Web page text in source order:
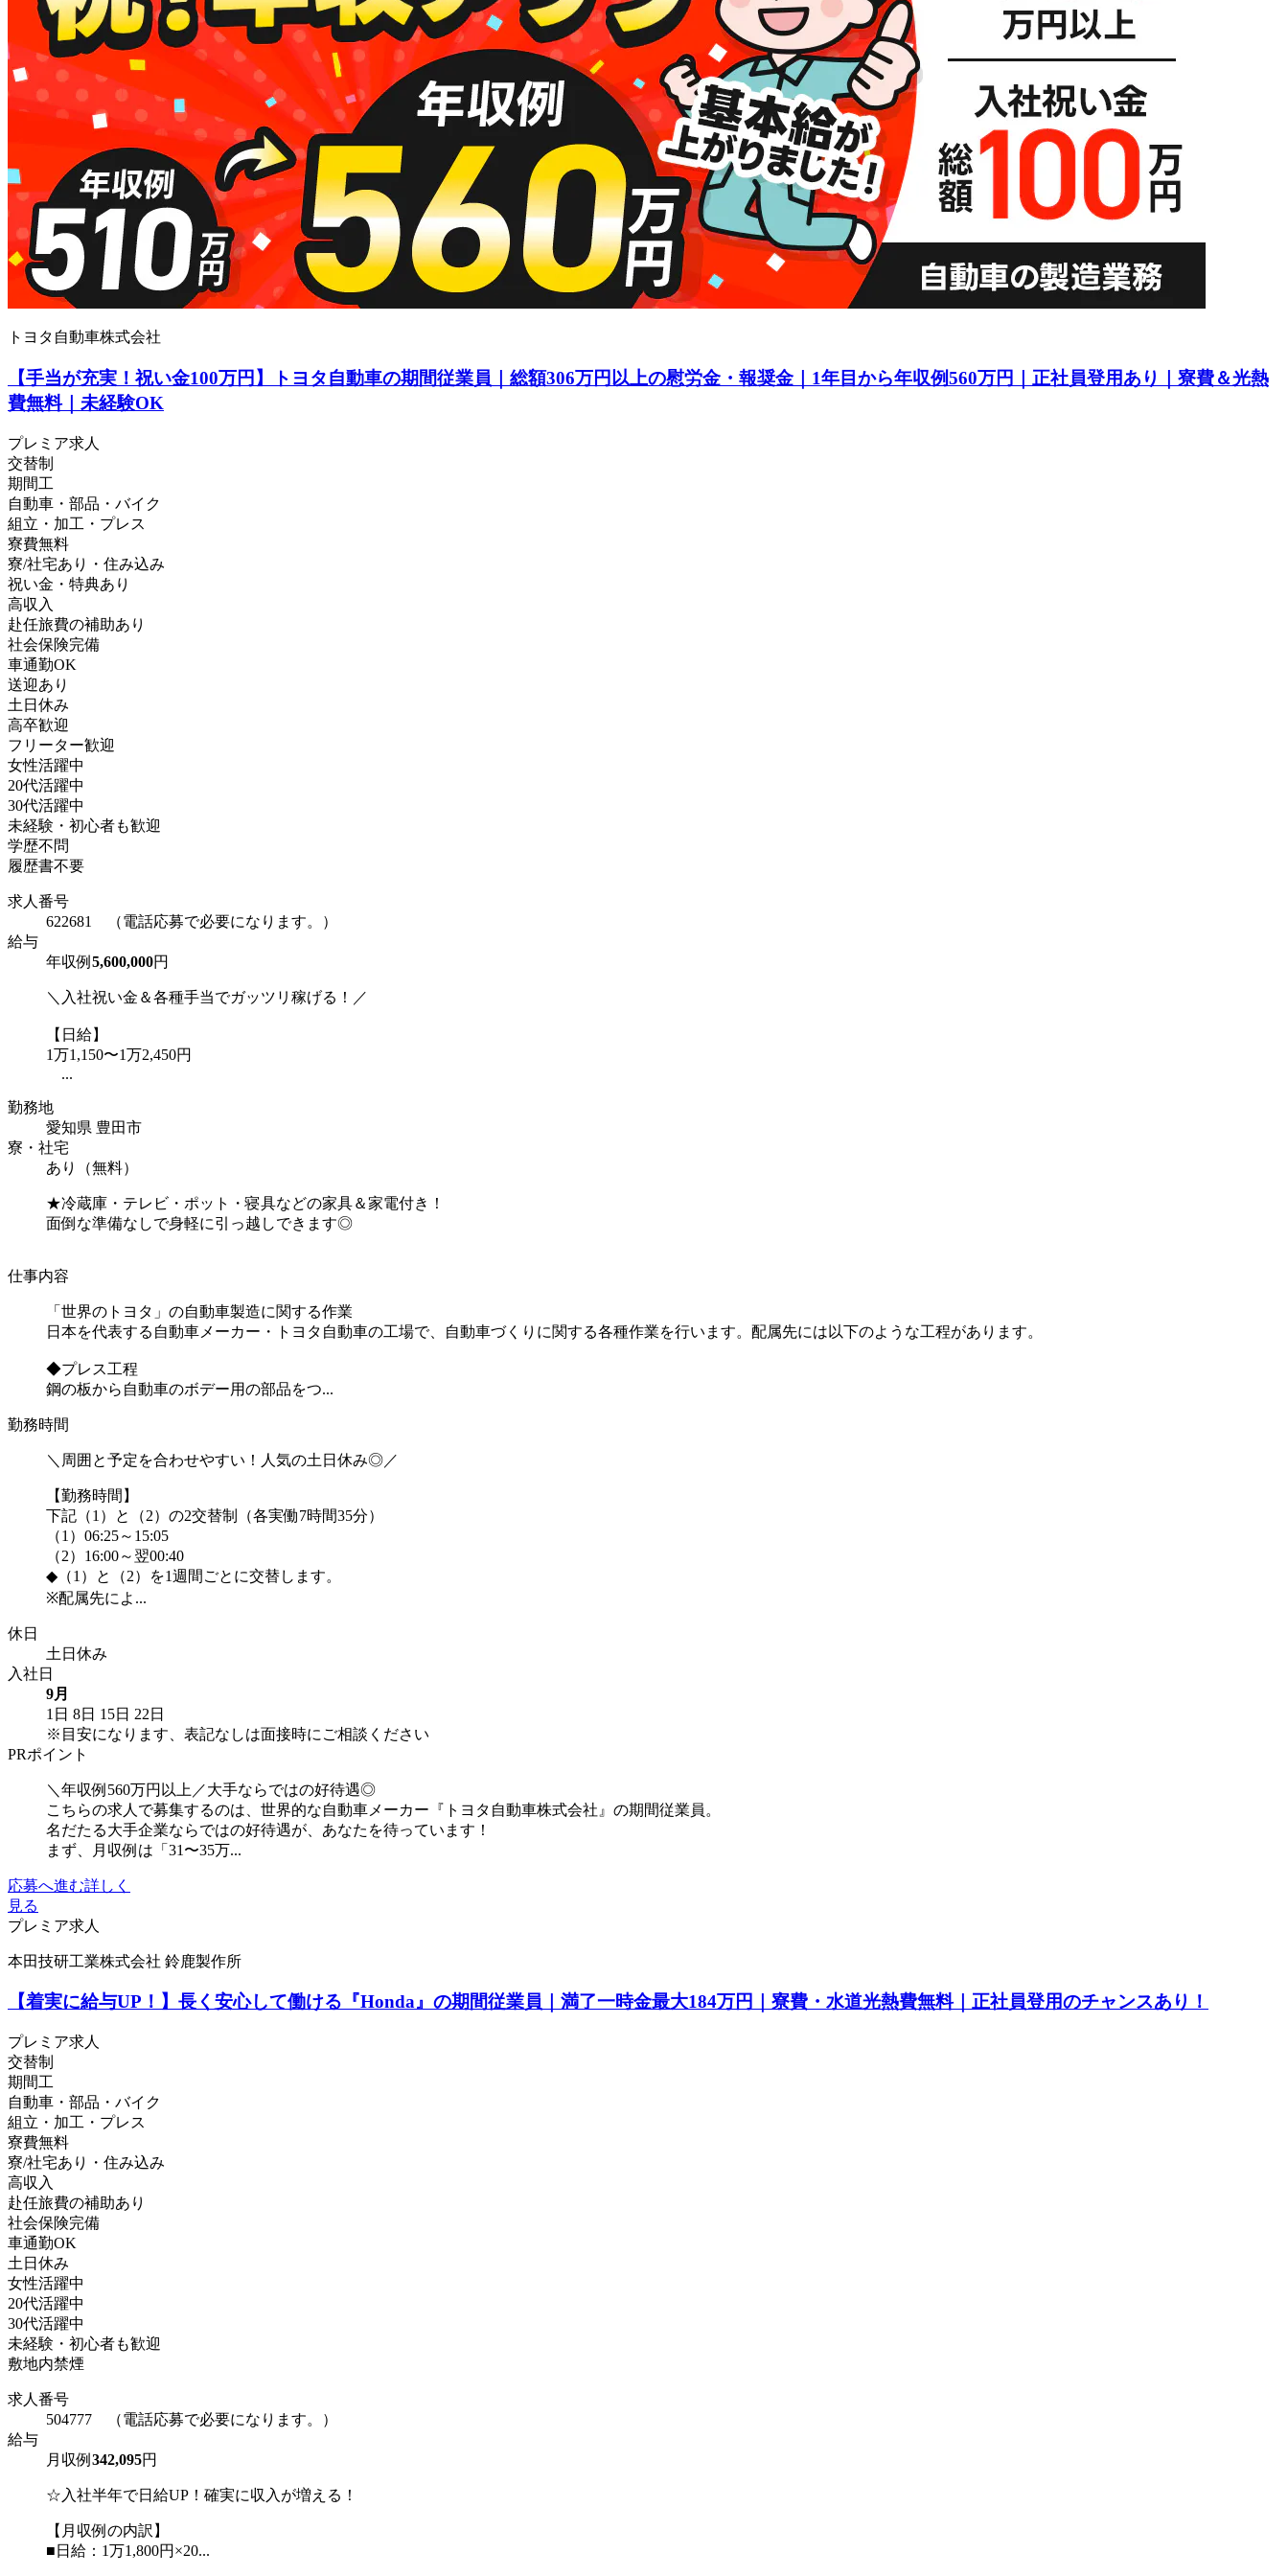
トヨタ自動車株式会社
【手当が充実！祝い金100万円】トヨタ自動車の期間従業員｜総額306万円以上の慰労金・報奨金｜1年目から年収例560万円｜正社員登用あり｜寮費＆光熱
費無料｜未経験OK
プレミア求人
交替制
期間工
自動車・部品・バイク
組立・加工・プレス
寮費無料
寮/社宅あり・住み込み
祝い金・特典あり
高収入
赴任旅費の補助あり
社会保険完備
車通勤OK
送迎あり
土日休み
高卒歓迎
フリーター歓迎
女性活躍中
20代活躍中
30代活躍中
未経験・初心者も歓迎
学歴不問
履歴書不要
求人番号
622681 （電話応募で必要になります。）
給与
年収例 5,600,000円
＼入社祝い金＆各種手当でガッツリ稼げる！／
【日給】
1万1,150〜1万2,450円
...
勤務地
愛知県 豊田市
寮・社宅
あり（無料）
★冷蔵庫・テレビ・ポット・寝具などの家具＆家電付き！
面倒な準備なしで身軽に引っ越しできます◎
仕事内容
「世界のトヨタ」の自動車製造に関する作業
日本を代表する自動車メーカー・トヨタ自動車の工場で、自動車づくりに関する各種作業を行います。配属先には以下のような工程があります。
◆プレス工程
鋼の板から自動車のボデー用の部品をつ...
勤務時間
＼周囲と予定を合わせやすい！人気の土日休み◎／
【勤務時間】
下記（1）と（2）の2交替制（各実働7時間35分）
（1）06:25～15:05
（2）16:00～翌00:40
◆（1）と（2）を1週間ごとに交替します。
※配属先によ...
休日
土日休み
入社日
9月
1日 8日 15日 22日
※目安になります、表記なしは面接時にご相談ください
PRポイント
＼年収例560万円以上／大手ならではの好待遇◎
こちらの求人で募集するのは、世界的な自動車メーカー『トヨタ自動車株式会社』の期間従業員。
名だたる大手企業ならではの好待遇が、あなたを待っています！
まず、月収例は「31〜35万...
応募へ進む詳しく
見る
プレミア求人
本田技研工業株式会社 鈴鹿製作所
【着実に給与UP！】長く安心して働ける『Honda』の期間従業員｜満了一時金最大184万円｜寮費・水道光熱費無料｜正社員登用のチャンスあり！
プレミア求人
交替制
期間工
自動車・部品・バイク
組立・加工・プレス
寮費無料
寮/社宅あり・住み込み
高収入
赴任旅費の補助あり
社会保険完備
車通勤OK
土日休み
女性活躍中
20代活躍中
30代活躍中
未経験・初心者も歓迎
敷地内禁煙
求人番号
504777 （電話応募で必要になります。）
給与
月収例 342,095円
☆入社半年で日給UP！確実に収入が増える！
【月収例の内訳】
■日給：1万1,800円×20...